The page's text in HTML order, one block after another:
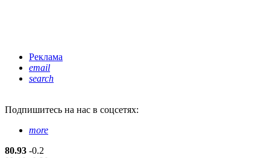
Реклама
email
search
Подпишитесь на нас в соцсетях:
more
80.93 -0.2